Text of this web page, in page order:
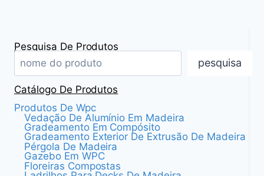
Pesquisa De Produtos
pesquisa
Catálogo De Produtos
Produtos De Wpc
Vedação De Alumínio Em Madeira
Gradeamento Em Compósito
Gradeamento Exterior De Extrusão De Madeira
Pérgola De Madeira
Gazebo Em WPC
Floreiras Compostas